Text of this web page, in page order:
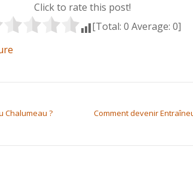
Click to rate this post!
[Total: 0 Average: 0]
Chalumeau ? Comment devenir